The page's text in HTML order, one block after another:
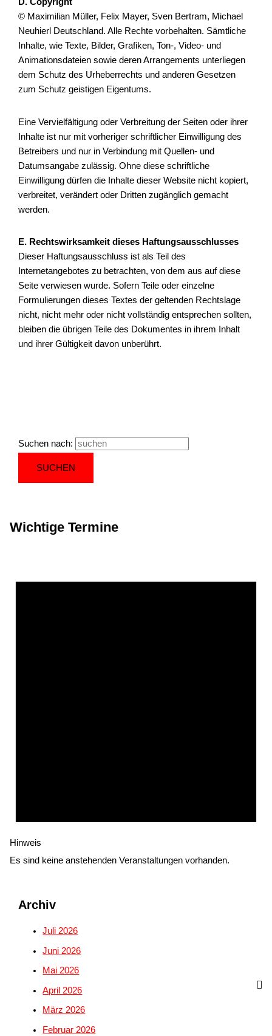
D. Copyright
© Maximilian Müller, Felix Mayer, Sven Bertram, Michael
Neuhierl Deutschland. Alle Rechte vorbehalten. Sämtliche
Inhalte, wie Texte, Bilder, Grafiken, Ton-, Video- und
Animationsdateien sowie deren Arrangements unterliegen
dem Schutz des Urheberrechts und anderen Gesetzen
zum Schutz geistigen Eigentums.
Eine Vervielfältigung oder Verbreitung der Seiten oder ihrer
Inhalte ist nur mit vorheriger schriftlicher Einwilligung des
Betreibers und nur in Verbindung mit Quellen- und
Datumsangabe zulässig. Ohne diese schriftliche
Einwilligung dürfen die Inhalte dieser Website nicht kopiert,
verbreitet, verändert oder Dritten zugänglich gemacht
werden.
E. Rechtswirksamkeit dieses Haftungsausschlusses
Dieser Haftungsausschluss ist als Teil des
Internetangebotes zu betrachten, von dem aus auf diese
Seite verwiesen wurde. Sofern Teile oder einzelne
Formulierungen dieses Textes der geltenden Rechtslage
nicht, nicht mehr oder nicht vollständig entsprechen sollten,
bleiben die übrigen Teile des Dokumentes in ihrem Inhalt
und ihrer Gültigkeit davon unberührt.
Suchen nach:
Wichtige Termine
Hinweis
Es sind keine anstehenden Veranstaltungen vorhanden.
Archiv
Juli 2026
Juni 2026
Mai 2026
April 2026
März 2026
Februar 2026